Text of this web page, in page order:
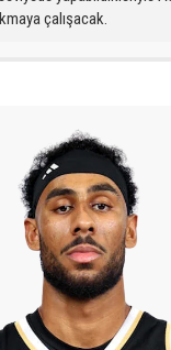
çalışacak.